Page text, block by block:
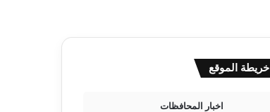
خريطة الموقع
اخبار المحافظات